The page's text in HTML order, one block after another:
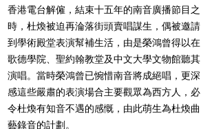
香港電台解僱，結束十五年的南音廣播節目之
時，杜煥被迫再淪落街頭賣唱謀生，偶被邀請
到學術殿堂表演幫補生活，由是榮鴻曾得以在
歌德學院、聖約翰教堂及中文大學文物館聽其
演唱。當時榮鴻曾已惋惜南音將成絕唱，更深
感這些嚴肅的表演場合主要觀眾為西方人，必
令杜煥有知音不遇的感慨，由此萌生為杜煥曲
藝錄音的計劃。